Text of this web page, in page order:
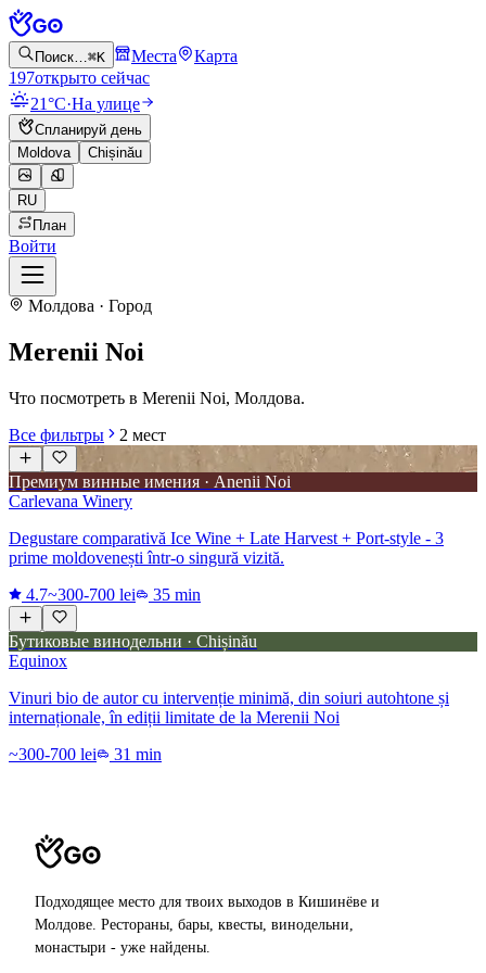
Поиск…⌘K Места
Карта
197открыто сейчас
21°C·На улице
Спланируй день
Moldova
Chișinău
RU
План
Войти
Молдова · Город
Merenii Noi
Что посмотреть в Merenii Noi, Молдова.
Все фильтры
2 мест
Премиум винные имения · Anenii Noi
Carlevana Winery
Degustare comparativă Ice Wine + Late Harvest + Port-style - 3
prime moldovenești într-o singură vizită.
4.7~300-700 lei 35 min
Бутиковые винодельни · Chișinău
Equinox
Vinuri bio de autor cu intervenție minimă, din soiuri autohtone și
internaționale, în ediții limitate de la Merenii Noi
~300-700 lei
31 min
Подходящее место для твоих выходов в Кишинёве и
Молдове. Рестораны, бары, квесты, винодельни,
монастыри - уже найдены.